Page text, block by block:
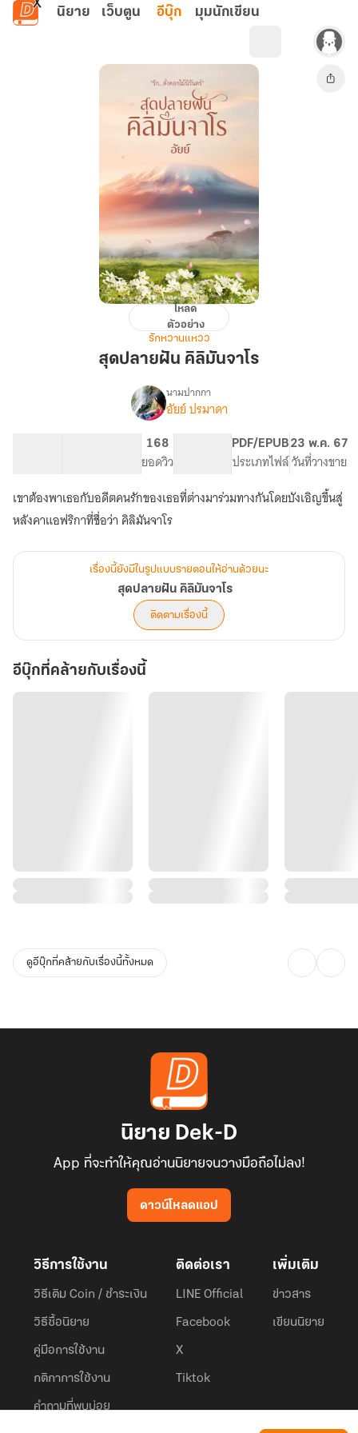
ข้ามไปยังเนื้อหาหลัก
นิยาย เว็บตูน อีบุ๊ก มุมนักเขียน
ฝัน
คิ
โหลด
ตัวอย่าง
รักหวานแหวว
สุดปลายฝัน คิลิมันจาโร
เรื่อง
ลิ
มัน
นามปากกา
อัยย์ ปรมาดา
168
ยอดวิว
PDF/EPUB
ประเภทไฟล์
23 พ.ค. 67
วันที่วางขาย
เขาต้องพาเธอกับอดีตคนรักของเธอที่ต่างมาร่วมทางกันโดยบังเอิญขึ้นสู่
หลังคาแอฟริกาที่ชื่อว่า คิลิมันจาโร
เรื่องนี้ยังมีในรูปแบบรายตอนให้อ่านด้วยนะ
สุดปลายฝัน คิลิมันจาโร
ติดตามเรื่องนี้
อีบุ๊กที่คล้ายกับเรื่องนี้
ดูอีบุ๊กที่คล้ายกับเรื่องนี้ทั้งหมด
นิยาย Dek-D
App ที่จะทำให้คุณอ่านนิยายจนวางมือถือไม่ลง!
ดาวน์โหลดแอป
วิธีการใช้งาน
วิธีเติม Coin / ชำระเงิน
วิธีซื้อนิยาย
คู่มือการใช้งาน
กติกาการใช้งาน
คำถามที่พบบ่อย
ติดต่อเรา
LINE Official
Facebook
X
Tiktok
เพิ่มเติม
ข่าวสาร
เขียนนิยาย